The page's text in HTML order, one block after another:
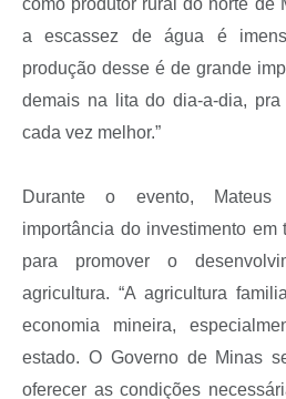
a escassez de água é
produção desse é de grande
demais na lita do dia-a-dia, pra
cada vez melhor.”
Durante o evento,
importância do investimento
para promover o
agricultura. “A agricultura
economia mineira,
estado. O Governo de Minas
oferecer as condições